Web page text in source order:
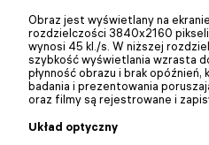
Obraz jest wyświetlany na
rozdzielczości 3840x2160
wynosi 45 kl./s. W niższej
szybkość wyświetlania wzrasta
płynność obrazu i brak opóźnień,
badania i prezentowania
oraz filmy są rejestrowane i
Układ optyczny